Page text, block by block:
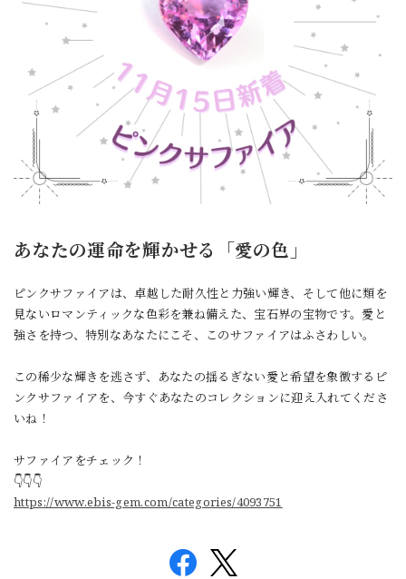
あなたの運命を輝かせる「愛の色」
ピンクサファイアは、卓越した耐久性と力強い輝き、そして他に類を
見ないロマンティックな色彩を兼ね備えた、宝石界の宝物です。愛と
強さを持つ、特別なあなたにこそ、このサファイアはふさわしい。
この稀少な輝きを逃さず、あなたの揺るぎない愛と希望を象徴するピ
ンクサファイアを、今すぐあなたのコレクションに迎え入れてくださ
いね！
サファイアをチェック！
👇👇👇
https://www.ebis-gem.com/categories/4093751